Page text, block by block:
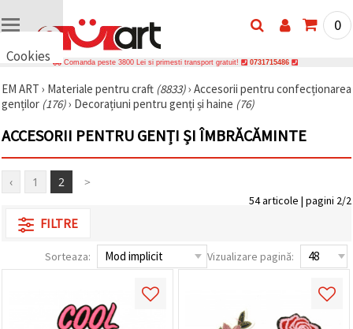
Cookies
vrem să vă
oferim
câteva
cookie -uri.
Cu toate
de cele pe
care le
suntem
siguri că
tare
0
Comanda peste 3800 Lei si primesti transport gratuit! 0731715486
EM ART › Materiale pentru craft (8833)› Accesorii pentru confecționarea
genților (176)› Decorațiuni pentru genți și haine (76)
ACCESORII PENTRU GENȚI ȘI ÎMBRĂCĂMINTE
‹ 1 2 >
54 articole | pagini 2/2
FILTRE
Sorteaza: Vizualizare pagină: